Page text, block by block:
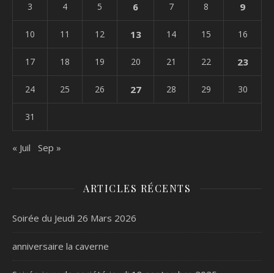
3 4 5 6 7 8 9
10 11 12 13 14 15 16
17 18 19 20 21 22 23
24 25 26 27 28 29 30
31
« Juil Sep »
ARTICLES RÉCENTS
Soirée du Jeudi 26 Mars 2026
anniversaire la caverne